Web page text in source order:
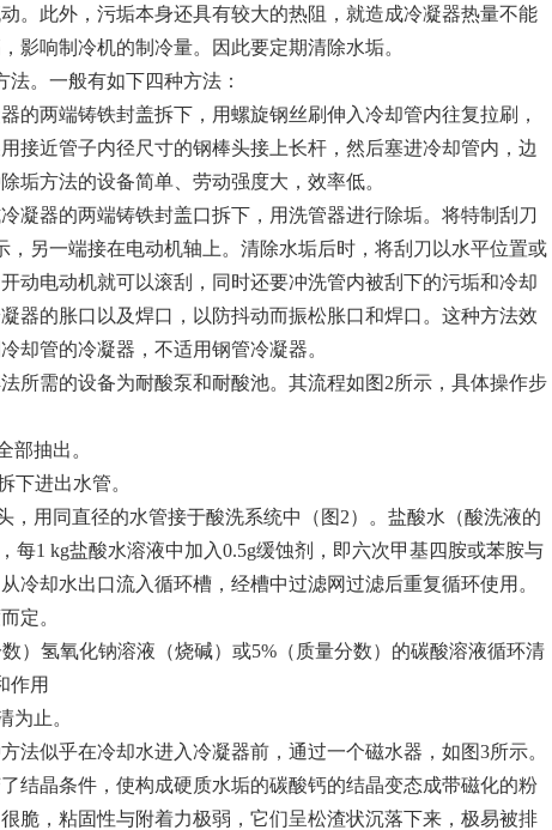
。此外，污垢本身还具有较大的热阻，就造成冷凝器热量不能
影响制冷机的制冷量。因此要定期清除水垢。
。一般有如下四种方法：
的两端铸铁封盖拆下，用螺旋钢丝刷伸入冷却管内往复拉刷，
接近管子内径尺寸的钢棒头接上长杆，然后塞进冷却管内，边
垢方法的设备简单、劳动强度大，效率低。
凝器的两端铸铁封盖口拆下，用洗管器进行除垢。将特制刮刀
，另一端接在电动机轴上。清除水垢后时，将刮刀以水平位置或
动电动机就可以滚刮，同时还要冲洗管内被刮下的污垢和冷却
器的胀口以及焊口，以防抖动而振松胀口和焊口。这种方法效
却管的冷凝器，不适用钢管冷凝器。
所需的设备为耐酸泵和耐酸池。其流程如图2所示，具体操作步
部抽出。
下进出水管。
，用同直径的水管接于酸洗系统中（图2）。盐酸水（酸洗液的
每1 kg盐酸水溶液中加入0.5g缓蚀剂，即六次甲基四胺或苯胺与
冷却水出口流入循环槽，经槽中过滤网过滤后重复循环使用。
定。
）氢氧化钠溶液（烧碱）或5%（质量分数）的碳酸溶液循环清
作用
为止。
法似乎在冷却水进入冷凝器前，通过一个磁水器，如图3所示。
结晶条件，使构成硬质水垢的碳酸钙的结晶变态成带磁化的粉
脆，粘固性与附着力极弱，它们呈松渣状沉落下来，极易被排